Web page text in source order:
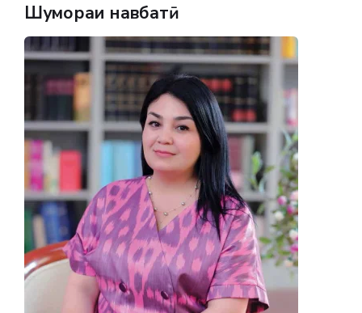
Шумораи навбатӣ